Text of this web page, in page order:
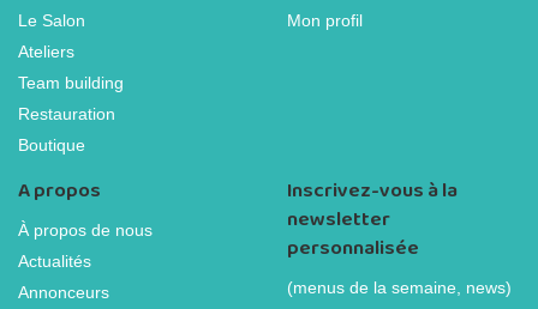
Le Salon
Ateliers
Team building
Restauration
Boutique
Mon profil
A propos
À propos de nous
Actualités
Annonceurs
Inscrivez-vous à la
newsletter
personnalisée
(menus de la semaine, news)